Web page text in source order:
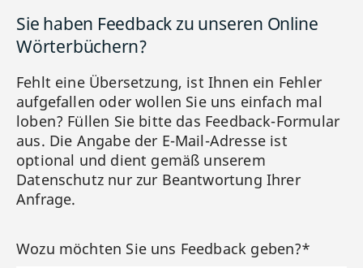
Sie haben Feedback zu unseren Online
Wörterbüchern?
Fehlt eine Übersetzung, ist Ihnen ein Fehler
aufgefallen oder wollen Sie uns einfach mal
loben? Füllen Sie bitte das Feedback-Formular
aus. Die Angabe der E-Mail-Adresse ist
optional und dient gemäß unserem
Datenschutz nur zur Beantwortung Ihrer
Anfrage.
Wozu möchten Sie uns Feedback geben?*